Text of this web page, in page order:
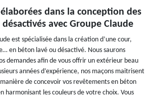
dans la conception des
avec Groupe Claude
est spécialisée dans la création d’une cour,
en béton lavé ou désactivé. Nous saurons
demandes afin de vous offrir un extérieur beau
années d’expérience, nos maçons maitrisent
de concevoir vos revêtements en béton
harmonisant les couleurs de votre choix. Vous